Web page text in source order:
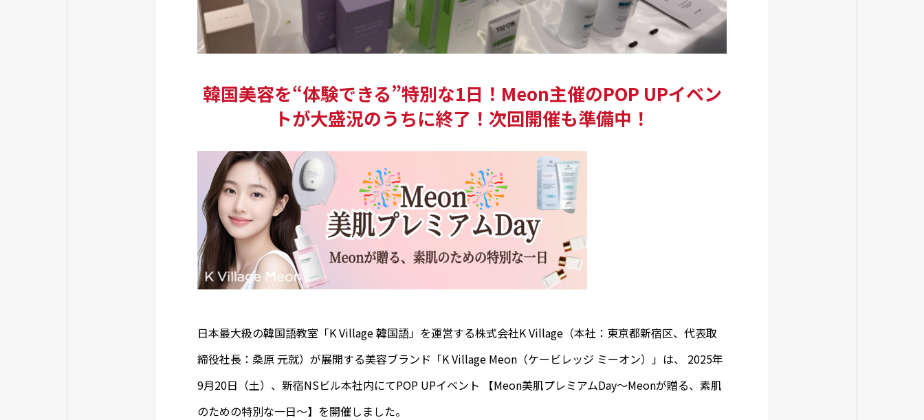
韓国美容を“体験できる”特別な1日！Meon主催のPOP UPイベン
トが大盛況のうちに終了！次回開催も準備中！
日本最大級の韓国語教室「K Village 韓国語」を運営する株式会社K Village（本社：東京都新宿区、代表取
締役社長：桑原 元就）が展開する美容ブランド「K Village Meon（ケービレッジ ミーオン）」は、 2025年
9月20日（土）、新宿NSビル本社内にてPOP UPイベント 【Meon美肌プレミアムDay～Meonが贈る、素肌
のための特別な一日～】を開催しました。